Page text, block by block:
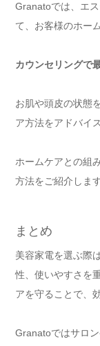
Granatoでは、エ
て、お客様のホー
カウンセリングで
お肌や頭皮の状態
ア方法をアドバイ
ホームケアとの組
方法をご紹介します
まとめ
美容家電を選ぶ際
性、使いやすさを
アを守ることで、
Granatoではサロ